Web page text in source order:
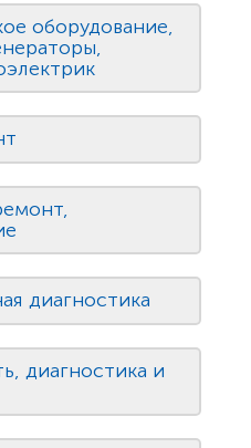
оборудование,
диагностика
диагностика и